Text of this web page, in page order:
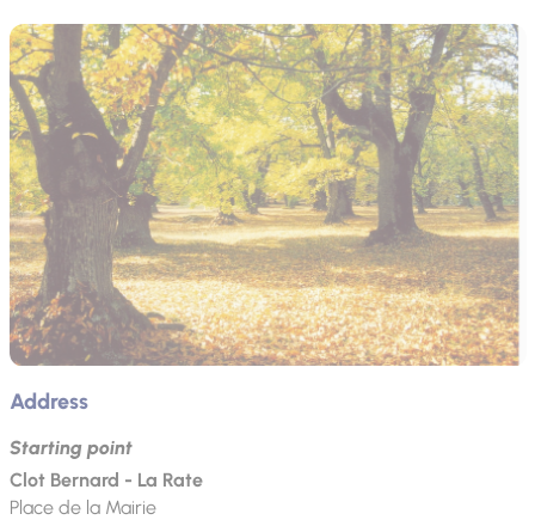
Address
Starting point
Clot Bernard - La Rate
Place de la Mairie